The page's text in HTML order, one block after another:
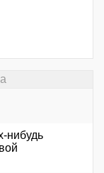
нибудь